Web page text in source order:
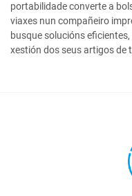
portabilidade converte a
viaxes nun compañeiro
busque solucións
xestión dos seus artigos de